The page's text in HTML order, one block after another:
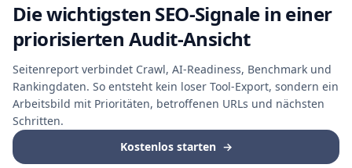
Die wichtigsten SEO-Signale in einer
priorisierten Audit-Ansicht
Seitenreport verbindet Crawl, AI-Readiness, Benchmark und
Rankingdaten. So entsteht kein loser Tool-Export, sondern ein
Arbeitsbild mit Prioritäten, betroffenen URLs und nächsten
Schritten.
Kostenlos starten →